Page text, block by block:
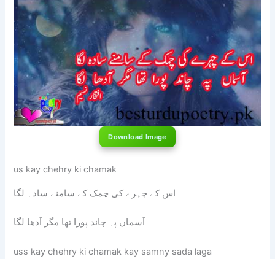
Download Image
us kay chehry ki chamak
اس کے چہرے کی چمک کے سامنے سادہ لگا
آسماں پہ چاند پورا تھا مگر آدھا لگا
uss kay chehry ki chamak kay samny sada laga